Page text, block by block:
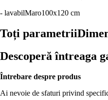
- lavabilMaro100x120 cm
Toți parametrii
Descoperă întreaga
Întrebare despre produs
Ai nevoie de sfaturi privind